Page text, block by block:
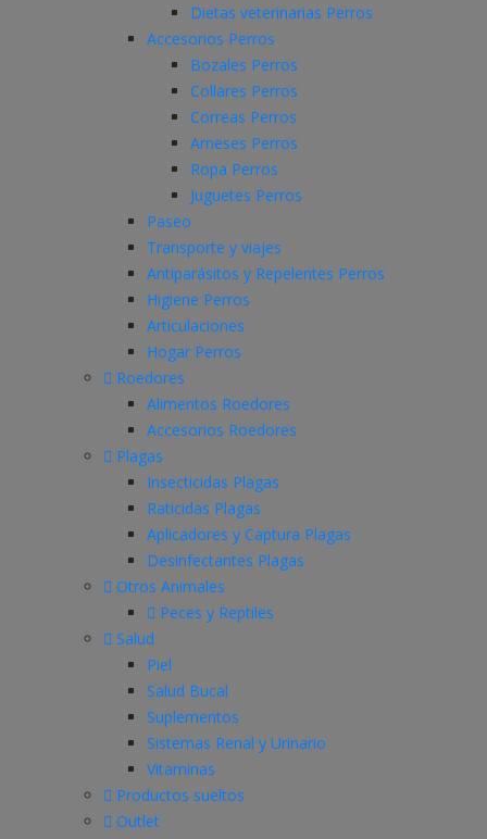
Dietas veterinarias Perros
Accesorios Perros
Bozales Perros
Collares Perros
Correas Perros
Arneses Perros
Ropa Perros
Juguetes Perros
Paseo
Transporte y viajes
Antiparásitos y Repelentes Perros
Higiene Perros
Articulaciones
Hogar Perros
Roedores
Alimentos Roedores
Accesorios Roedores
Plagas
Insecticidas Plagas
Raticidas Plagas
Aplicadores y Captura Plagas
Desinfectantes Plagas
Otros Animales
Peces y Reptiles
Salud
Piel
Salud Bucal
Suplementos
Sistemas Renal y Urinario
Vitaminas
Productos sueltos
Outlet